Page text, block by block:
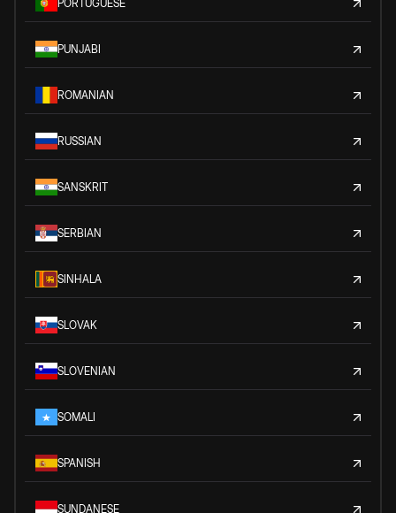
PORTUGUESE
PUNJABI
ROMANIAN
RUSSIAN
SANSKRIT
SERBIAN
SINHALA
SLOVAK
SLOVENIAN
SOMALI
SPANISH
SUNDANESE